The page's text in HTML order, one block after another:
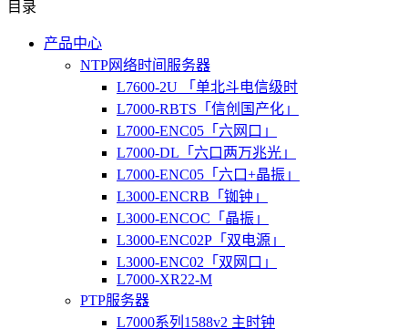
目录
产品中心
NTP网络时间服务器
L7600-2U 「单北斗电信级时
L7000-RBTS「信创国产化」
L7000-ENC05「六网口」
L7000-DL「六口两万兆光」
L7000-ENC05「六口+晶振」
L3000-ENCRB「铷钟」
L3000-ENCOC「晶振」
L3000-ENC02P「双电源」
L3000-ENC02「双网口」
L7000-XR22-M
PTP服务器
L7000系列1588v2 主时钟